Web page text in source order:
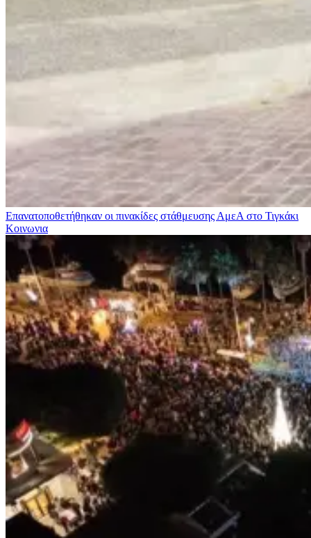
Επανατοποθετήθηκαν οι πινακίδες στάθμευσης ΑμεΑ στο Τιγκάκι
Κοινωνια